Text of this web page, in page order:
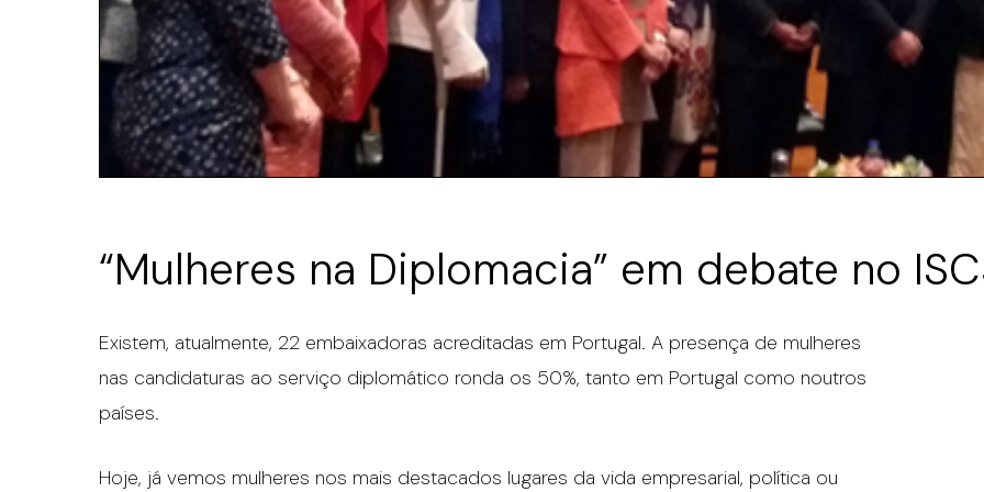
“Mulheres na Diplomacia” em debate no
Existem, atualmente, 22 embaixadoras acreditadas em Portugal. A presença de mulheres
nas candidaturas ao serviço diplomático ronda os 50%, tanto em Portugal como noutros
países.
Hoje, já vemos mulheres nos mais destacados lugares da vida empresarial, política ou